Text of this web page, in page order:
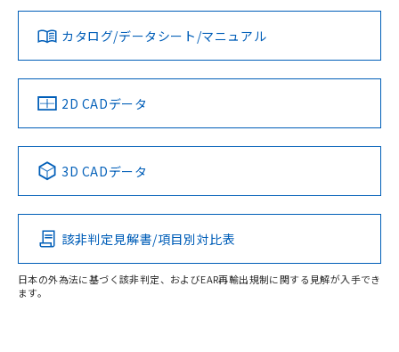
ダウンロードデータをご利用いただく前に、以下を必ずお読
みください。
ソフトウェアの使用条件
この製品のRoHS/REACH対応状況ページへ
LR型式承認
（イギリス
船舶規格）
DNV型式承認
（ノルウェー
BV型式承認
（フランス
KR型式
（韓国
No No No No
この製品の規格認証/適合状況ページへ
その他の認証はこちらのページからご検索ください
カタログ/データシート/マニュアル
2D CADデータ
3D CADデータ
該非判定見解書/項目別対比表
日本の外為法に基づく該非判定、およびEAR再輸出規制に関する見解が入手でき
ます。